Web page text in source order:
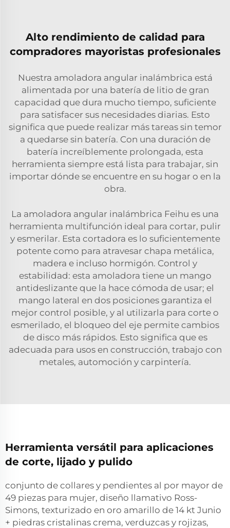
Alto rendimiento de calidad para
compradores mayoristas profesionales
Nuestra amoladora angular inalámbrica está
alimentada por una batería de litio de gran
capacidad que dura mucho tiempo, suficiente
para satisfacer sus necesidades diarias. Esto
significa que puede realizar más tareas sin temor
a quedarse sin batería. Con una duración de
batería increíblemente prolongada, esta
herramienta siempre está lista para trabajar, sin
importar dónde se encuentre en su hogar o en la
obra.
La amoladora angular inalámbrica Feihu es una
herramienta multifunción ideal para cortar, pulir
y esmerilar. Esta cortadora es lo suficientemente
potente como para atravesar chapa metálica,
madera e incluso hormigón. Control y
estabilidad: esta amoladora tiene un mango
antideslizante que la hace cómoda de usar; el
mango lateral en dos posiciones garantiza el
mejor control posible, y al utilizarla para corte o
esmerilado, el bloqueo del eje permite cambios
de disco más rápidos. Esto significa que es
adecuada para usos en construcción, trabajo con
metales, automoción y carpintería.
Herramienta versátil para aplicaciones
de corte, lijado y pulido
conjunto de collares y pendientes al por mayor de
49 piezas para mujer, diseño llamativo Ross-
Simons, texturizado en oro amarillo de 14 kt Junio
+ piedras cristalinas crema, verduzcas y rojizas,